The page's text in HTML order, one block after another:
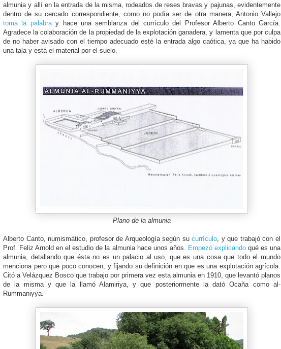
almunia y allí en la entrada de la misma, rodeados de reses bravas y pajunas, evidentemente
dentro de su cercado correspondiente, como no podía ser de otra manera, Antonio Vallejo
toma la palabray hace una semblanza del currículo del Profesor Alberto Canto García.
Agradece la colaboración de la propiedad de la explotación ganadera, y lamenta que por culpa
de no haber avisado con el tiempo adecuado esté la entrada algo caótica, ya que ha habido
una tala y está el material por el suelo.
Plano de la almunia
Alberto Canto, numismático, profesor de Arqueología según sucurrículo, y que trabajó con el
Prof. Feliz Arnold en el estudio de la almunia hace unos años. Empezó explicandoqué es una
almunia, detallando que ésta no es un palacio al uso, que es una cosa que todo el mundo
menciona pero que poco conocen, y fijando su definición en que es una explotación agrícola.
Citó a Velázquez Bosco que trabajo por primera vez esta almunia en 1910, que levantó planos
de la misma y que la llamó Alamiriya, y que posteriormente la dató Ocaña como al-
Rummaniyya.